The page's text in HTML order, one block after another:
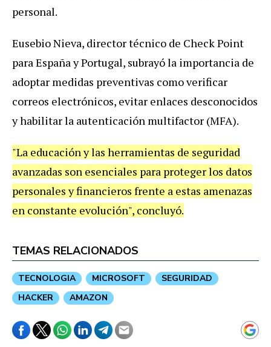
personal.
Eusebio Nieva, director técnico de Check Point
para España y Portugal, subrayó la importancia de
adoptar medidas preventivas como verificar
correos electrónicos, evitar enlaces desconocidos
y habilitar la autenticación multifactor (MFA).
"La educación y las herramientas de seguridad
avanzadas son esenciales para proteger los datos
personales y financieros frente a estas amenazas
en constante evolución", concluyó.
TEMAS RELACIONADOS
TECNOLOGIA MICROSOFT
SEGURIDAD
HACKER
AMAZON